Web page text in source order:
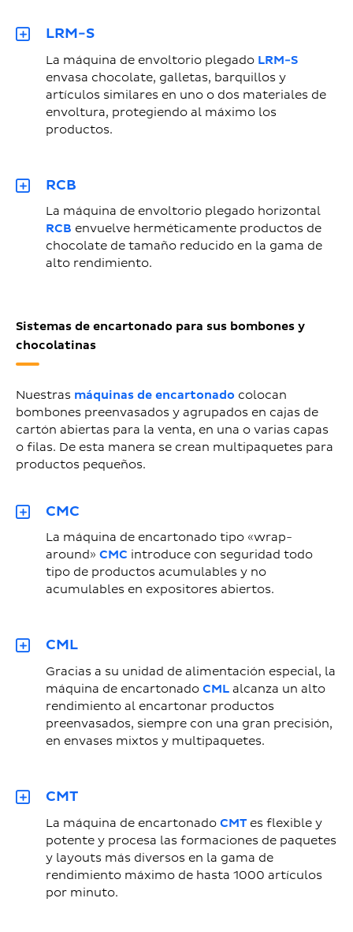
LRM-S
La máquina de envoltorio plegado LRM-S
envasa chocolate, galletas, barquillos y
artículos similares en uno o dos materiales de
envoltura, protegiendo al máximo los
productos.
RCB
La máquina de envoltorio plegado horizontal
RCB envuelve herméticamente productos de
chocolate de tamaño reducido en la gama de
alto rendimiento.
Sistemas de encartonado para sus bombones y
chocolatinas
Nuestras máquinas de encartonado colocan
bombones preenvasados y agrupados en cajas de
cartón abiertas para la venta, en una o varias capas
o filas. De esta manera se crean multipaquetes para
productos pequeños.
CMC
La máquina de encartonado tipo «wrap-
around» CMC introduce con seguridad todo
tipo de productos acumulables y no
acumulables en expositores abiertos.
CML
Gracias a su unidad de alimentación especial, la
máquina de encartonado CMLalcanza un alto
rendimiento al encartonar productos
preenvasados, siempre con una gran precisión,
en envases mixtos y multipaquetes.
CMT
La máquina de encartonado CMTes flexible y
potente y procesa las formaciones de paquetes
y layouts más diversos en la gama de
rendimiento máximo de hasta 1000 artículos
por minuto.